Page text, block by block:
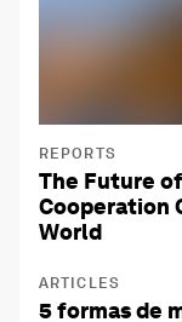
REPORTS
The Future
Cooperation
World
ARTICLES
5 formas de